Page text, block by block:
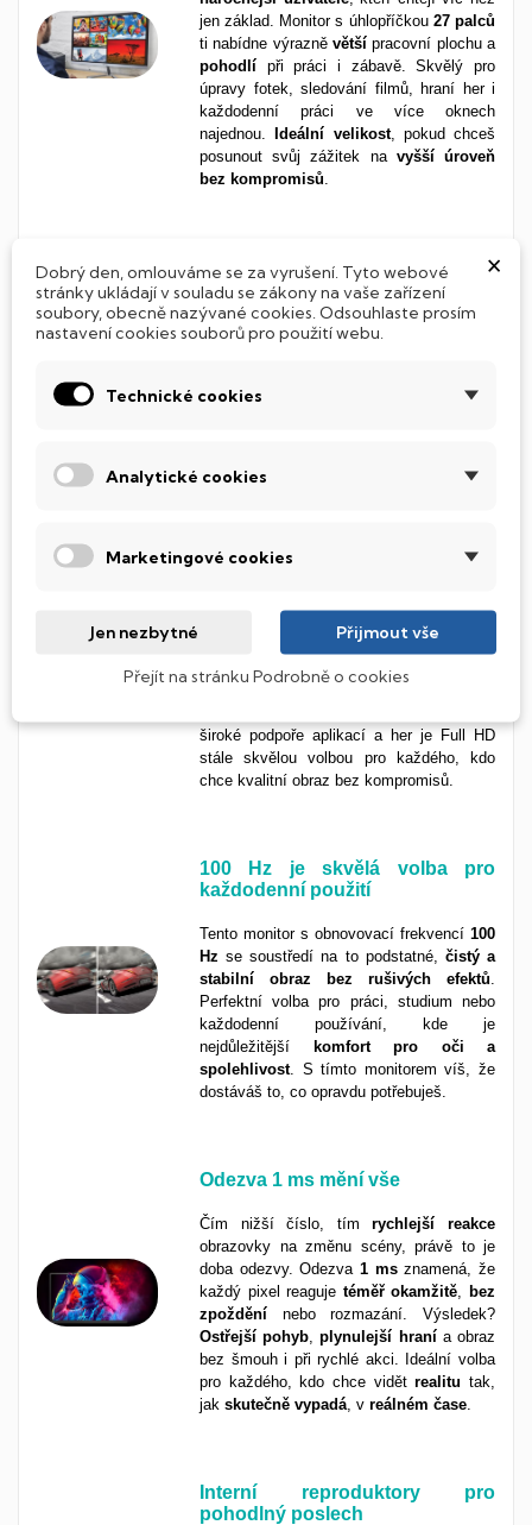
jen základ. Monitor s úhlopříčkou 27 palců
ti nabídne výrazně větší pracovní plochu a
pohodlí při práci i zábavě. Skvělý pro
úpravy fotek, sledování filmů, hraní her i
každodenní práci ve více oknech
najednou.Ideální velikost, pokud chceš
posunout svůj zážitek na vyšší úroveň
bez kompromisů
Živé barvy a široké úhly s IPS
panelem
IPS panel ti zaručí věrné barvy a skvělou
vážně, ať už pracuješ s grafikou, hraješ
výkon a příjemně ostré barvy tě
1920 × 1080 px (Full HD)
ideální pro každodenní použití, ať už
pracuješ s dokumenty, sleduješ filmy nebo
široké podpoře aplikací a her je Full HD
stále skvělou volbou pro každého, kdo
chce kvalitní obraz bez kompromisů.
100 Hz je skvělá volba pro
každodenní použití
Tento monitor s obnovovací frekvencí 100
Hz se soustředí na to podstatné, čistý a
stabilní obraz bez rušivých efektů
Perfektní volba pro práci, studium nebo
každodenní používání, kde je
nejdůležitější komfort pro oči a
spolehlivost. S tímto monitorem víš, že
dostáváš to, co opravdu potřebuješ.
Odezva 1 ms mění vše
Čím nižší číslo, tímrychlejší
reakce
obrazovky na změnu scény, právě to je
doba odezvy. Odezva 1 msznamená, že
každý pixel reaguje téměř okamžitě ,bez
zpoždění nebo rozmazání. Výsledek?
Ostřejší pohyb ,plynulejší hranía obraz
bez šmouh i při rychlé akci. Ideální volba
pro každého, kdo chce vidětrealitu tak,
jak skutečně vypadá , v reálném čase
Interní reproduktory pro
pohodlný poslech
×
Dobrý den, omlouváme se za vyrušení. Tyto webové
stránky ukládají v souladu se zákony na vaše zařízení
soubory, obecně nazývané cookies. Odsouhlaste prosím
nastavení cookies souborů pro použití webu.
Technické cookies
Analytické cookies
Marketingové cookies
Jen nezbytné Přijmout vše
Přejít na stránku Podrobně o cookies